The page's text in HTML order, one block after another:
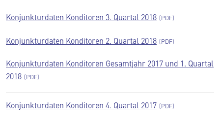
Konjunkturdaten Konditoren 3. Quartal 2018
Konjunkturdaten Konditoren 2. Quartal 2018
Konjunkturdaten Konditoren Gesamtjahr 2017 und 1. Quartal
2018
Konjunkturdaten Konditoren 4. Quartal 2017